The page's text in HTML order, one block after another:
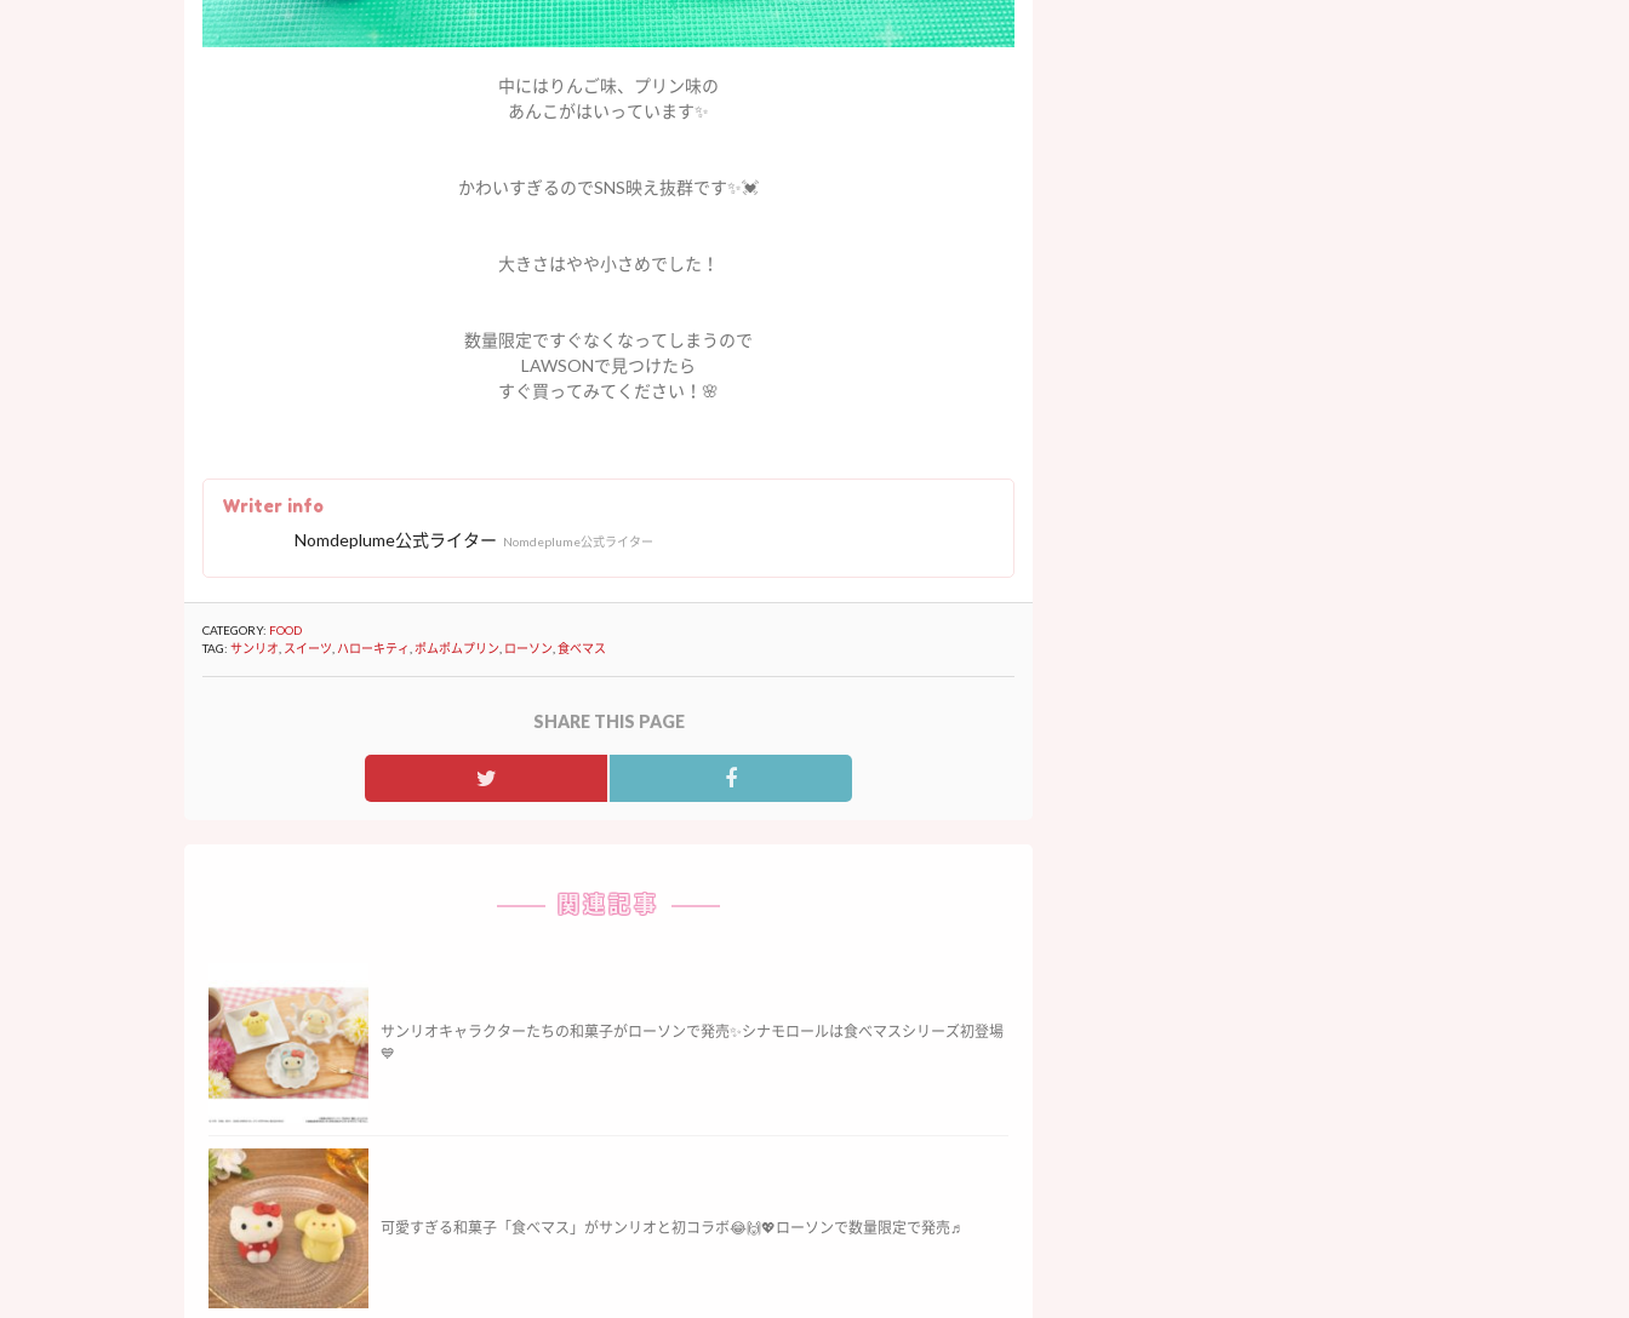
中にはりんご味、プリン味の
あんこがはいっています✨
かわいすぎるのでSNS映え抜群です✨💓
大きさはやや小さめでした！
数量限定ですぐなくなってしまうので
LAWSONで見つけたら
すぐ買ってみてください！🌸
Writer info
Nomdeplume公式ライター Nomdeplume公式ライター
CATEGORY: FOOD
TAG: サンリオ スイーツ ハローキティ ポムポムプリン ローソン 食べマス
SHARE THIS PAGE
関連記事
サンリオキャラクターたちの和菓子がローソンで発売✨シナモロールは食べマスシリーズ初登場
💙
可愛すぎる和菓子「食べマス」がサンリオと初コラボ😂🙌💖ローソンで数量限定で発売♬